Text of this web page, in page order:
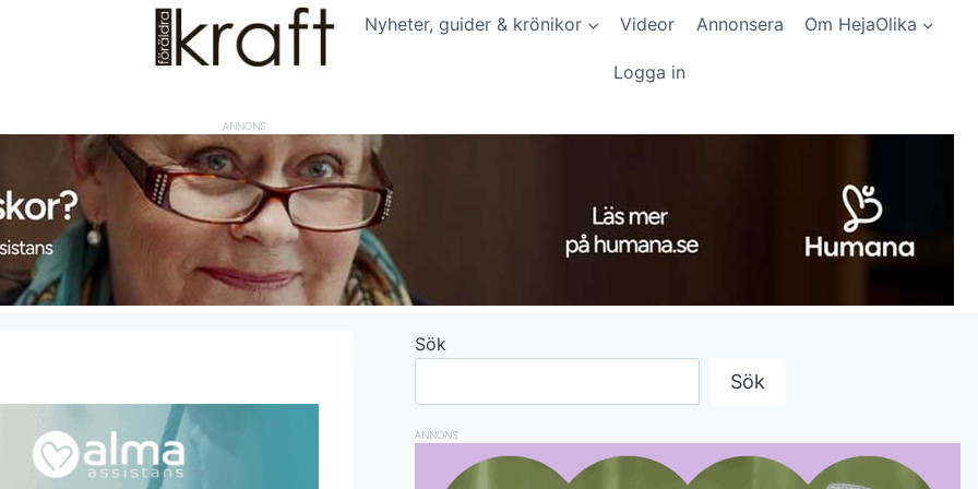
Nyheter, guider & krönikor Videor Annonsera Om HejaOlika
Logga in
ANNONS
Sök
Sök
ANNONS